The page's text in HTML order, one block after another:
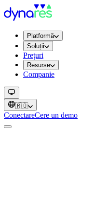
Platformă
Soluții
Prețuri
Resurse
Companie
🇷🇴
ConectareCere un demo